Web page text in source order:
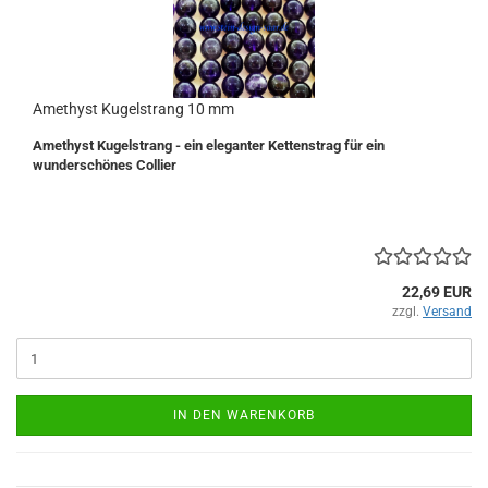
Amethyst Kugelstrang 10 mm
Amethyst Kugelstrang - ein eleganter Kettenstrag für ein
wunderschönes Collier
22,69 EUR
zzgl. Versand
IN DEN WARENKORB